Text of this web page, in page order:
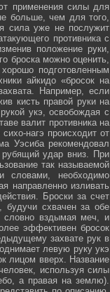
применения силы для
больше, чем для того,
сила уже не послужит
противника с
положение руки,
броска можно оценить,
подготовленным
айкидо «бросок на
Например, если
кисть правой руки на
укэ, освобождая с
валит противника на
нагэ происходит от
Уэсиба рекомендовал
удар вниз. При
так называемой
словами, необходимо
направленно изливать
Броски за счет
будучи схвачен за обе
словно вздымая меч, и
эффективен бросок
захвате рук в
левую руку укэ
лицом вверх. Название
используя силы
а правая на землю).